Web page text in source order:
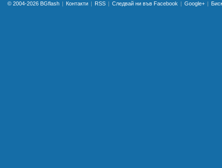
© 2004-2026 BGflash Контакти RSS Следвай ни във Facebook Google+